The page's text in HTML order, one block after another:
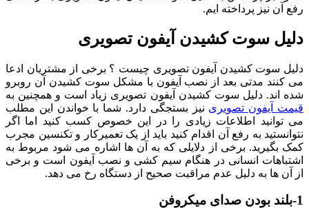
رفع آن نیز پرداخته ایم.
دلیل سوت کشیدن آیفون تصویری
دلیل سوت کشیدن آیفون تصویری چیست ؟ برخی از مشتریان ادعا
می کنند مدتی بعد از نصب آیفون با مشکل سوت کشیدن آن روبرو
شده اند. دلیل سوت کشیدن آیفون تصویری زیاد است و همچنین به
قیمت آیفون تصویری نیز بستجگی دارد. شما با خواندن این مطلب
می توانید اطلاعات زیادی را در این خصوص کسب کنید اما اگر
نتوانستید به رفع آن اقدام کنید باید از یک تعمیرکار و تکنسین مجرب
کمک بگیرید. برخی از دلایلی که به آن ها اشاره می شود مربوط به
اشتباهات انسانی در هنگام سیم کشی و نصب آیفون است و برخی
از آن ها به دلیل عدم مراقبت صحیح از دستگاه رخ می دهد.
1-بلند بودن صدای میکروفن